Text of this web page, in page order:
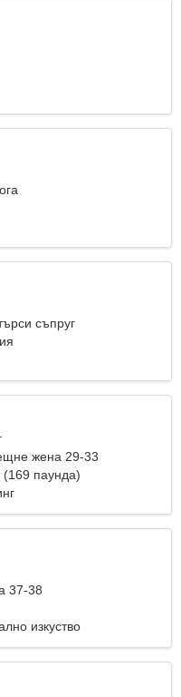
съпруг
жена 29-33
(169 паунда)
37-38
изкуство